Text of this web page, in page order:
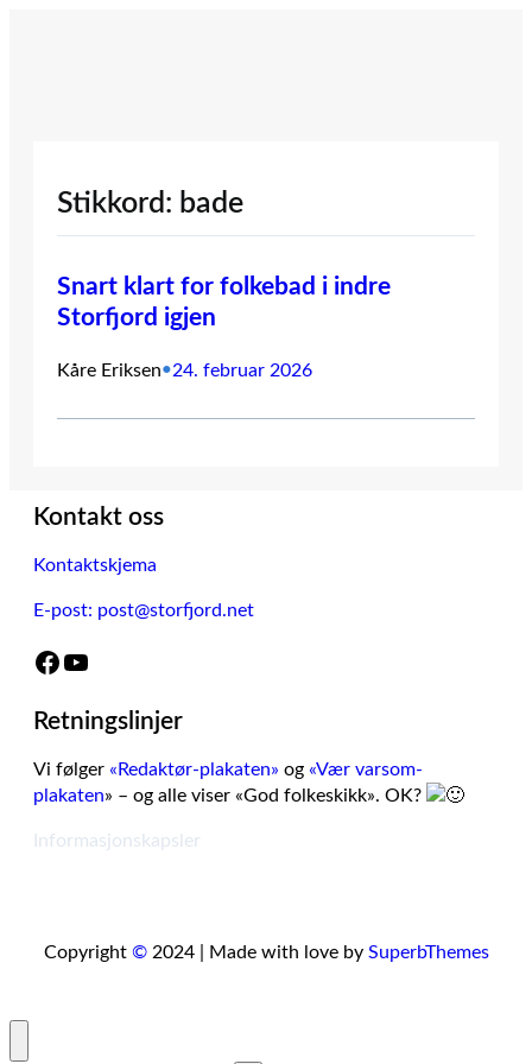
Stikkord: bade
Snart klart for folkebad i indre
Storfjord igjen
Kåre Eriksen•24. februar 2026
Kontakt oss
Kontaktskjema
E-post: post@storfjord.net
Facebook YouTube
Retningslinjer
Vi følger «Redaktør-plakaten» og «Vær varsom-
plakaten» – og alle viser «God folkeskikk». OK?
Informasjonskapsler
Copyright ©2024 | Made with love by SuperbThemes